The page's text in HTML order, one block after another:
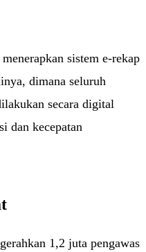
sistem e-rekap
dimana seluruh
secara digital
dan kecepatan
1,2 juta pengawas